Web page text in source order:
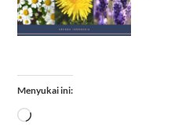
Menyukai ini:
Memuat...